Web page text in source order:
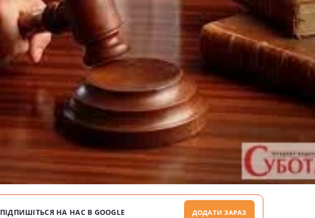
ПІДПИШІТЬСЯ НА НАС В GOOGLE ДОДАТИ ЗАРАЗ